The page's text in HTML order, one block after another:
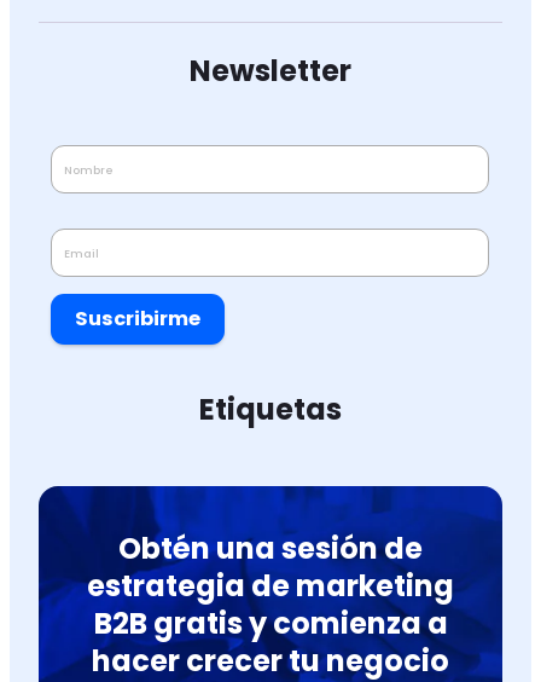
Newsletter
Suscribirme
Etiquetas
Obtén una sesión de
estrategia de marketing
B2B gratis y comienza a
hacer crecer tu negocio